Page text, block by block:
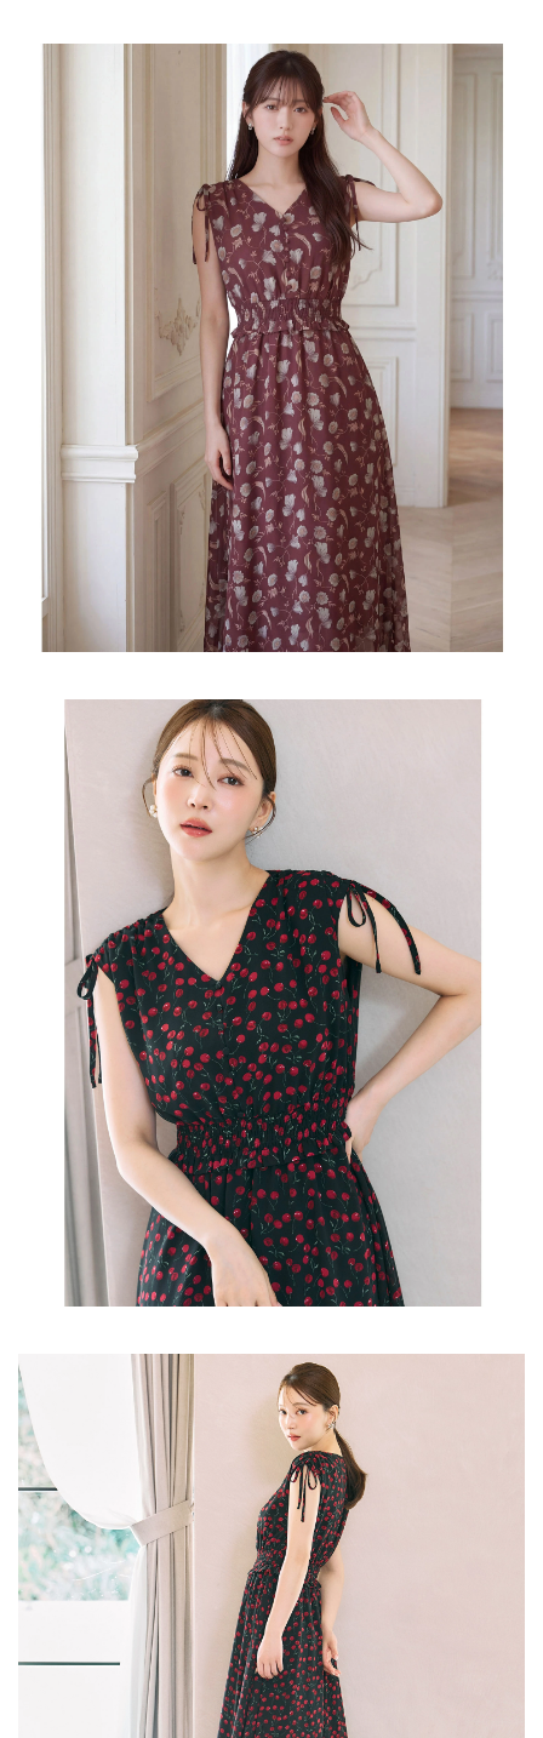
【Attention】サイズは平置きサイズとなりますので測り方により誤差が出る場合が
ございます。 色合いはモニター環境により若干の誤差が出ます。 ライティングや
天候によりモデル画像と物撮り画像のカラーに違いある場合、物撮り画像の方が実
際のカラーに近い状態で撮影されておりますので、そちらを参考にしてくださいま